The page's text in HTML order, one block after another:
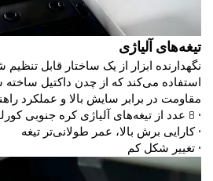
تیغه‌های آلیاژی
استفاده می‌کند که از چدن داکتیل ساخته
مقاومت در برابر سایش بالا و عملکرد
• 8 عدد از تیغه‌های آلیاژی کره جنوبی کورلوی、
• کارایی برش بالا، عمر طولانی‌تر تیغه
• تغییر شکل کم